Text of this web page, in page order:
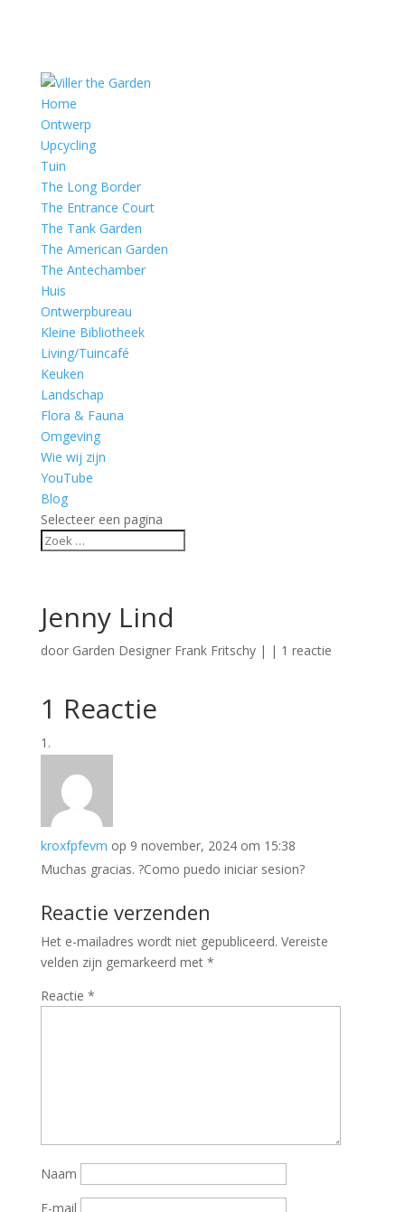
Home
Ontwerp
Upcycling
Tuin
The Long Border
The Entrance Court
The Tank Garden
The American Garden
The Antechamber
Huis
Ontwerpbureau
Kleine Bibliotheek
Living/Tuincafé
Keuken
Landschap
Flora & Fauna
Omgeving
Wie wij zijn
YouTube
Blog
Selecteer een pagina
Jenny Lind
door Garden Designer Frank Fritschy| | 1 reactie
1 Reactie
kroxfpfevm op 9 november, 2024 om 15:38
Muchas gracias. ?Como puedo iniciar sesion?
Reactie verzenden
Het e-mailadres wordt niet gepubliceerd. Vereiste
velden zijn gemarkeerd met *
Reactie *
Naam
E-mail